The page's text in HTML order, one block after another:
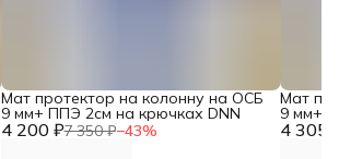
4 200 ₽7 350 ₽−43%
Мат протектор на колонну на ОСБ
9 мм+ ППЭ 2см на крючках DNN
4 305
Мат
9 мм+